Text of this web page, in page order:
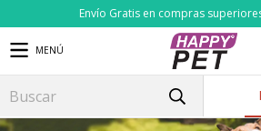
Envío Gratis en compras
MENÚ